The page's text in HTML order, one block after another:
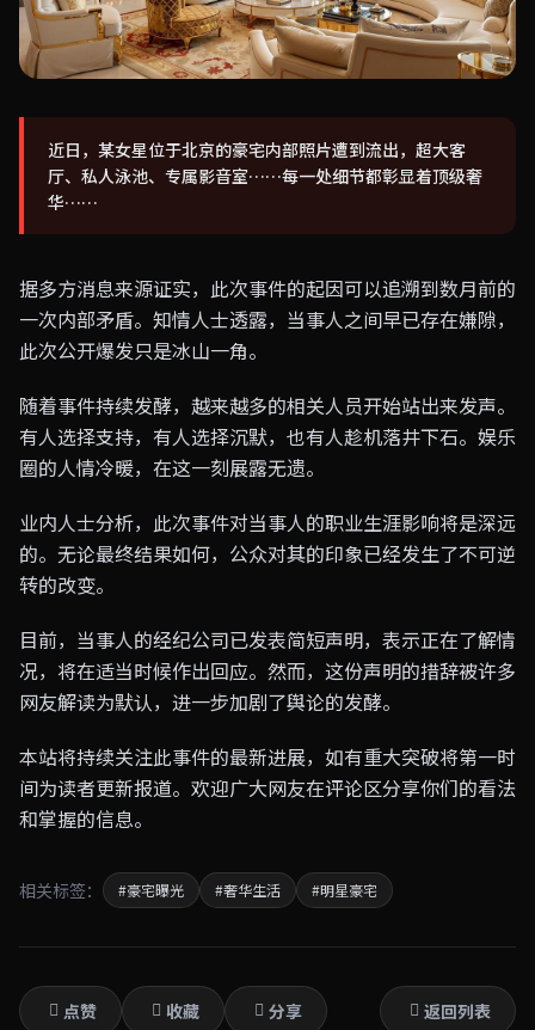
近日，某女星位于北京的豪宅内部照片遭到流出，超大客
厅、私人泳池、专属影音室……每一处细节都彰显着顶级奢
华……
据多方消息来源证实，此次事件的起因可以追溯到数月前的
一次内部矛盾。知情人士透露，当事人之间早已存在嫌隙，
此次公开爆发只是冰山一角。
随着事件持续发酵，越来越多的相关人员开始站出来发声。
有人选择支持，有人选择沉默，也有人趁机落井下石。娱乐
圈的人情冷暖，在这一刻展露无遗。
业内人士分析，此次事件对当事人的职业生涯影响将是深远
的。无论最终结果如何，公众对其的印象已经发生了不可逆
转的改变。
目前，当事人的经纪公司已发表简短声明，表示正在了解情
况，将在适当时候作出回应。然而，这份声明的措辞被许多
网友解读为默认，进一步加剧了舆论的发酵。
本站将持续关注此事件的最新进展，如有重大突破将第一时
间为读者更新报道。欢迎广大网友在评论区分享你们的看法
和掌握的信息。
相关标签： #豪宅曝光 #奢华生活 #明星豪宅
点赞 收藏 分享 返回列表